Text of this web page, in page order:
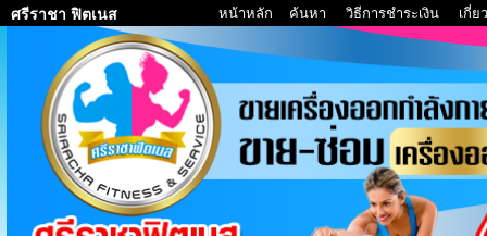
ศรีราชา ฟิตเนส หน้าหลัก ค้นหา วิธีการชำระเงิน เกี่ย